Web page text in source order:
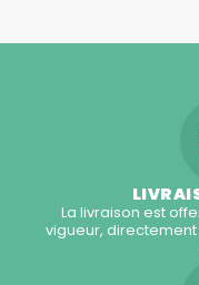
La livraison est
vigueur,